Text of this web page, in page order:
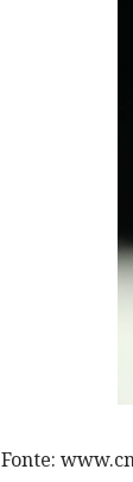
Fonte: